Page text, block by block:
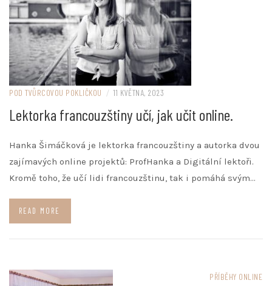
POD TVŮRCOVOU POKLIČKOU / 11 KVĚTNA, 2023
Lektorka francouzštiny učí, jak učit online.
Hanka Šimáčková je lektorka francouzštiny a autorka dvou
zajímavých online projektů: ProfHanka a Digitální lektoři.
Kromě toho, že učí lidi francouzštinu, tak i pomáhá svým…
READ MORE
PŘÍBĚHY ONLINE